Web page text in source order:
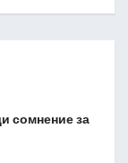
сомнение за